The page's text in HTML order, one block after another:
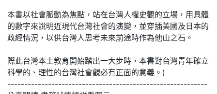
本書以社會脈動為焦點，站在台灣人權史觀的立場，用具體
的數字來說明近現代台灣社會的演變，並穿插美國及日本的
政經情況，以供台灣人思考未來前途時作為他山之石。
際此台灣本土教育開始踏出一大步時，本書對台灣青年確立
科學的、理性的台灣社會觀必有正面的意義。)
-----------------------------------------------------------